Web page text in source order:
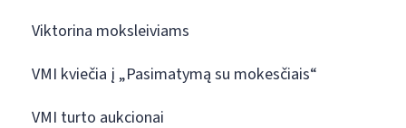
Viktorina moksleiviams
VMI kviečia į „Pasimatymą su mokesčiais“
VMI turto aukcionai